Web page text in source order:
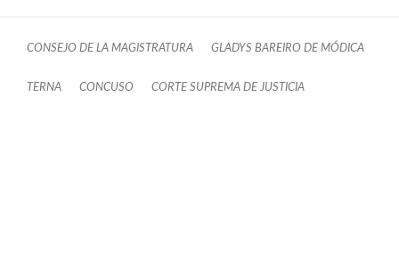
CONSEJO DE LA MAGISTRATURA GLADYS BAREIRO DE MÓDICA
TERNA CONCUSO CORTE SUPREMA DE JUSTICIA